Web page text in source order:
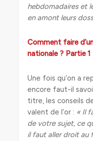
hebdomadaires et
en amont leurs
Comment faire
nationale ? Partie 1
Une fois qu’on a
encore faut-il
titre, les conseils
valent de l’or : « Il
de votre sujet, ce
il faut aller droit au